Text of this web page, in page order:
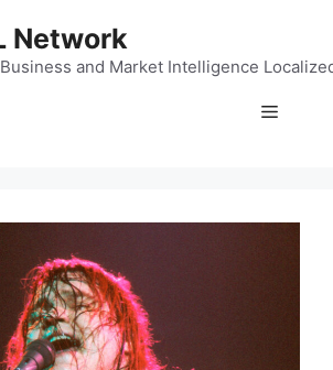
Network
and Market Intelligence
Menu